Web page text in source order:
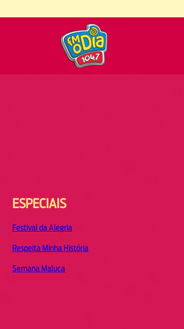
ESPECIAIS
Festival da Alegria
Respeita Minha História
Semana Maluca